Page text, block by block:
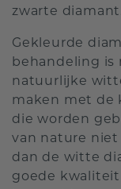
zwarte
Gekleurde
behandeling is
natuurlijke
maken met de
die worden
van nature
dan de witte
goede